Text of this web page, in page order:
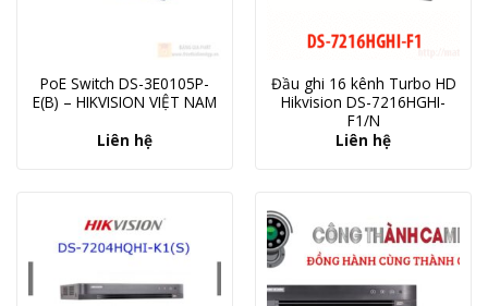
PoE Switch DS-3E0105P-
E(B) – HIKVISION VIỆT NAM
Liên hệ
Đầu ghi 16 kênh Turbo HD
Hikvision DS-7216HGHI-
F1/N
Liên hệ